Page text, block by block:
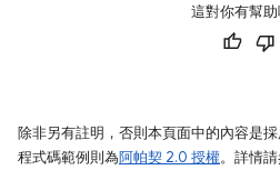
這對你有幫助
除非另有註明，否則本頁面中的內容是採
程式碼範例則為阿帕契 2.0 授權。詳情